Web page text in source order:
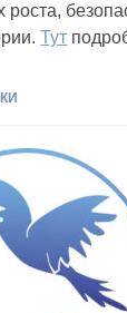
роста,
Тут